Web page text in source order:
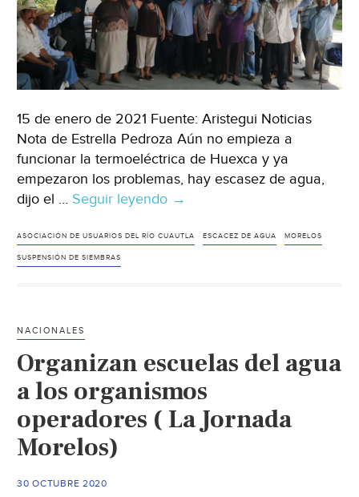
15 de enero de 2021 Fuente: Aristegui Noticias
Nota de Estrella Pedroza Aún no empieza a
funcionar la termoeléctrica de Huexca y ya
empezaron los problemas, hay escasez de agua,
dijo el … Seguir leyendo Suspenden
a
Morelos
escasez
de
→
ASOCIACIÓN DE USUARIOS DEL RÍO CUAUTLA ESCACEZ DE AGUA MORELOS
SUSPENSIÓN DE SIEMBRAS
NACIONALES
Organizan escuelas del agua
a los organismos
operadores ( La Jornada
Morelos)
30 OCTUBRE 2020